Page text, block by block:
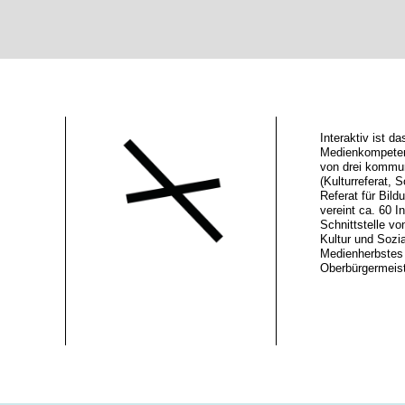
Interaktiv ist
von drei
(Kulturreferat,
Referat für
vereint ca. 60
Schnittstelle
Kultur und